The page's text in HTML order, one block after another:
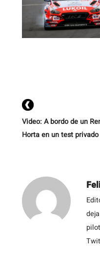
Video: A bordo de un
Horta en un test